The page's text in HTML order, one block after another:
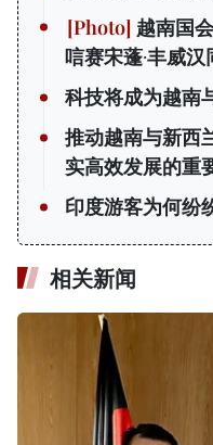
越南国
唁赛宋蓬·丰威汉
科技将成为越南
推动越南与新西
实高效发展的重
印度游客为何纷
相关新闻